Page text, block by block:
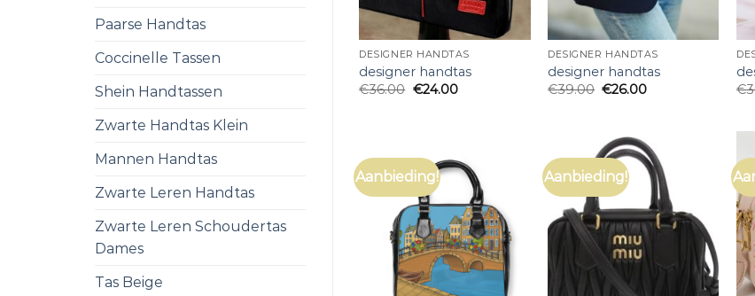
Paarse Handtas
Coccinelle Tassen
Shein Handtassen
Zwarte Handtas Klein
Mannen Handtas
Zwarte Leren Handtas
Zwarte Leren Schoudertas
Dames
Tas Beige
DESIGNER HANDTAS
designer handtas
€36.00 €24.00
DESIGNER HANDTAS
designer handtas
€39.00 €26.00
€
Aanbieding! Aanbieding!